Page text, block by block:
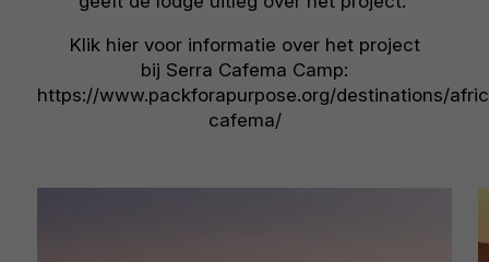
Klik hier voor informatie over het project
bij Serra Cafema Camp:
https://www.packforapurpose.org/destinations/
cafema/